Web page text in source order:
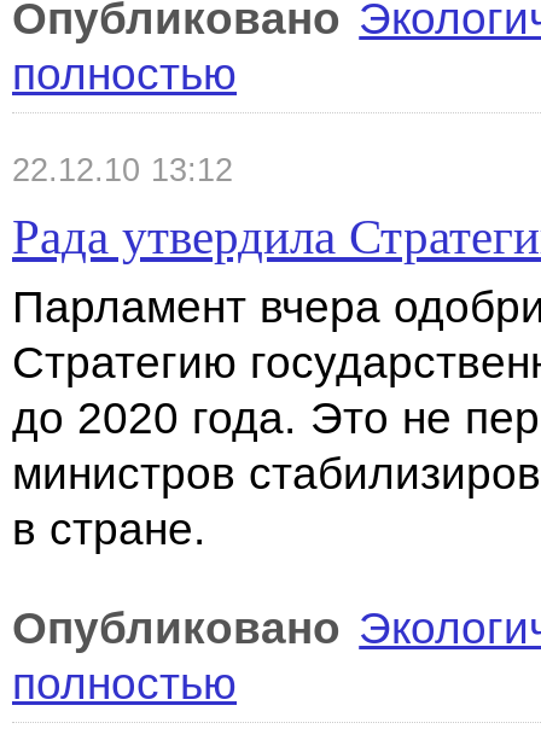
Опубликовано
полностью
22.12.10 13:12
Рада утвердила
Парламент вчера
Стратегию
до 2020 года. Это не
министров
в стране.
Опубликовано
полностью